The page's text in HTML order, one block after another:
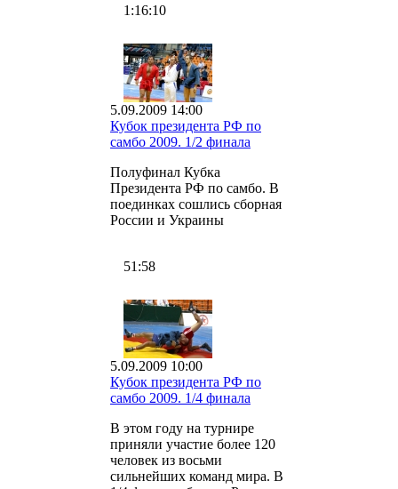
1:16:10
5.09.2009 14:00
Кубок президента РФ по
самбо 2009. 1/2 финала
Полуфинал Кубка
Президента РФ по самбо. В
поединках сошлись сборная
России и Украины
51:58
5.09.2009 10:00
Кубок президента РФ по
самбо 2009. 1/4 финала
В этом году на турнире
приняли участие более 120
человек из восьми
сильнейших команд мира. В